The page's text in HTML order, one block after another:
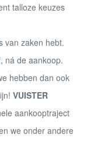
talloze keuzes
van zaken hebt.
ná de aankoop.
hebben dan ook
VUISTER
aankooptraject
we onder andere